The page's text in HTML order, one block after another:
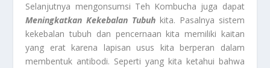
Selanjutnya mengonsumsi Teh Kombucha juga dapat
Meningkatkan Kekebalan Tubuh kita. Pasalnya sistem
kekebalan tubuh dan pencernaan kita memiliki kaitan
yang erat karena lapisan usus kita berperan dalam
membentuk antibodi. Seperti yang kita ketahui bahwa